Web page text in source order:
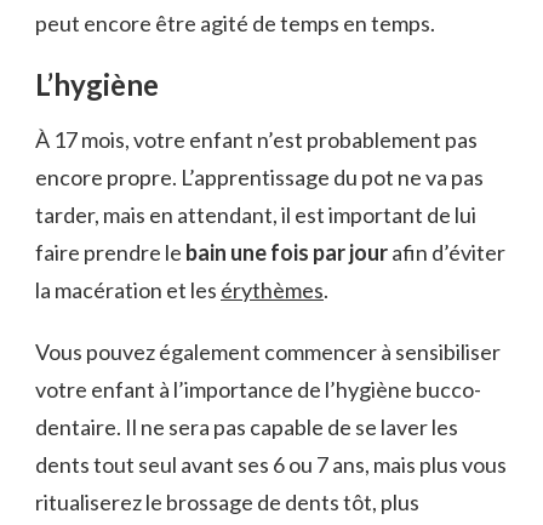
peut encore être agité de temps en temps.
L’hygiène
À 17 mois, votre enfant n’est probablement pas
encore propre. L’apprentissage du pot ne va pas
tarder, mais en attendant, il est important de lui
faire prendre le bain une fois par jourafin d’éviter
la macération et les érythèmes.
Vous pouvez également commencer à sensibiliser
votre enfant à l’importance de l’hygiène bucco-
dentaire. Il ne sera pas capable de se laver les
dents tout seul avant ses 6 ou 7 ans, mais plus vous
ritualiserez le brossage de dents tôt, plus